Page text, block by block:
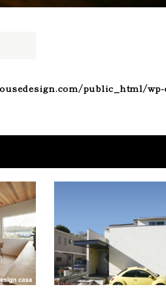
public_html/